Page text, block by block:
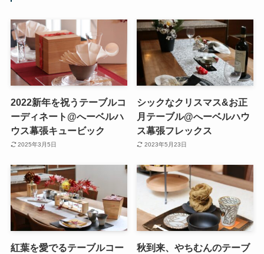
2022新年を祝うテーブルコ
ーディネート@へーベルハ
ウス幕張キュービック
2025年3月5日
シックなクリスマス&お正
月テーブル@へーベルハウ
ス幕張フレックス
2023年5月23日
紅葉を愛でるテーブルコー
秋到来、やちむんのテーブ